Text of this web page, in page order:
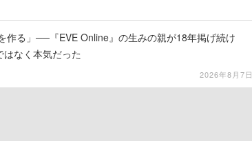
作る」──『EVE Online』の生みの親が18年掲げ続け
はなく本気だった
2026年8月7日